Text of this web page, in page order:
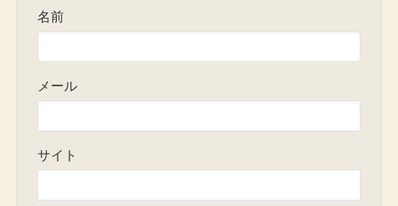
名前
メール
サイト